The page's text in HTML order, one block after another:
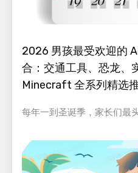
2026 男孩最受欢迎的
合：交通工具、恐龙、
Minecraft 全系列精选
每年一到圣诞季，家长们最